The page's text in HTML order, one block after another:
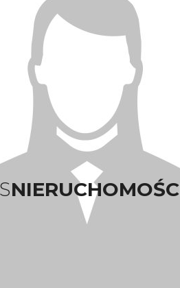
biura pokrywa
siedmiokondygnacyjny.